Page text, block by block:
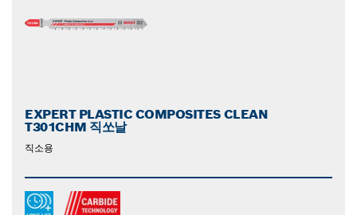
EXPERT PLASTIC COMPOSITES CLEAN
T301CHM 직쏘날
직소용